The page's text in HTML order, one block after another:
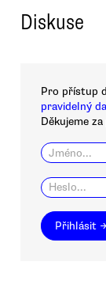
Diskuse
Pro přístup
pravidelný
Děkujeme
Přihlásit →